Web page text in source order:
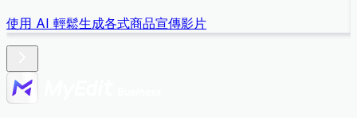
使用 AI 輕鬆生成各式商品宣傳影片